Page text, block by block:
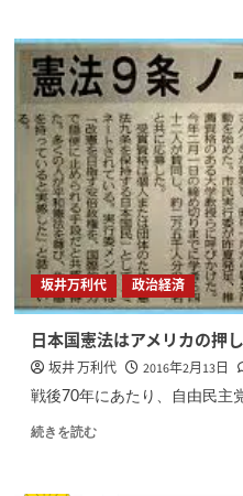
坂井万利代 政治経済
日本国憲法はアメリカの押
坂井 万利代 2016年2月13日
戦後70年にあたり、自由民主
続きを読む